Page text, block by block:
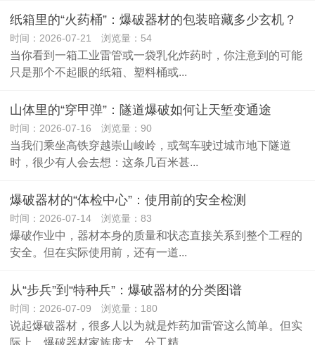
纸箱里的“火药桶”：爆破器材的包装暗藏多少玄机？
时间：2026-07-21 浏览量：54
当你看到一箱工业雷管或一袋乳化炸药时，你注意到的可能
只是那个不起眼的纸箱、塑料桶或...
山体里的“穿甲弹”：隧道爆破如何让天堑变通途
时间：2026-07-16 浏览量：90
当我们乘坐高铁穿越崇山峻岭，或驾车驶过城市地下隧道
时，很少有人会去想：这条几百米甚...
爆破器材的“体检中心”：使用前的安全检测
时间：2026-07-14 浏览量：83
爆破作业中，器材本身的质量和状态直接关系到整个工程的
安全。但在实际使用前，还有一道...
从“步兵”到“特种兵”：爆破器材的分类图谱
时间：2026-07-09 浏览量：180
说起爆破器材，很多人以为就是炸药加雷管这么简单。但实
际上，爆破器材家族庞大、分工精...